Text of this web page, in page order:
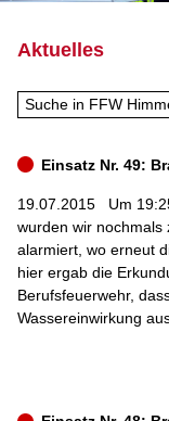
Aktuelles
Einsatz Nr. 49:
19.07.2015 Um
wurden wir
alarmiert, wo erneut
hier ergab die
Berufsfeuerwehr,
Wassereinwirkung